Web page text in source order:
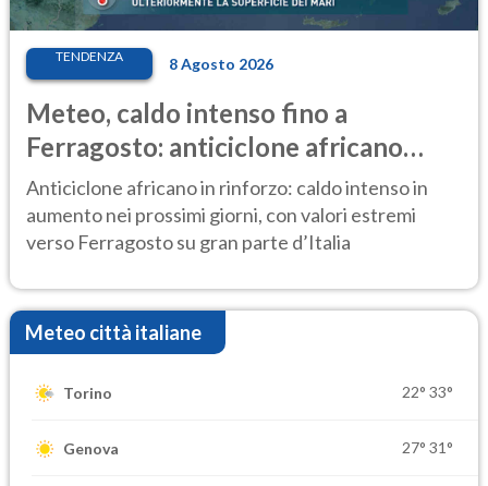
TENDENZA 8 Agosto 2026
Meteo, caldo intenso fino a
Ferragosto: anticiclone africano
ancora protagonista
Anticiclone africano in rinforzo: caldo intenso in
aumento nei prossimi giorni, con valori estremi
verso Ferragosto su gran parte d’Italia
Meteo città italiane
Torino 22° 33°
Genova 27° 31°